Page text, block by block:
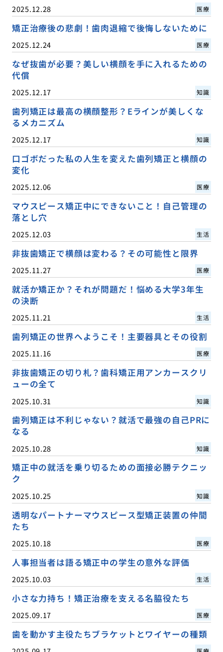
2025.12.28 医療
矯正治療後の悲劇！歯肉退縮で後悔しないために
2025.12.24 医療
なぜ抜歯が必要？美しい横顔を手に入れるための
代償
2025.12.17 知識
歯列矯正は最高の横顔整形？Eラインが美しくな
るメカニズム
2025.12.17 知識
口ゴボだった私の人生を変えた歯列矯正と横顔の
変化
2025.12.06 医療
マウスピース矯正中にできないこと！自己管理の
落とし穴
2025.12.03 生活
非抜歯矯正で横顔は変わる？その可能性と限界
2025.11.27 医療
就活か矯正か？それが問題だ！悩める大学3年生
の決断
2025.11.21 生活
歯列矯正の世界へようこそ！主要器具とその役割
2025.11.16 医療
非抜歯矯正の切り札？歯科矯正用アンカースクリ
ューの全て
2025.10.31 知識
歯列矯正は不利じゃない？就活で最強の自己PRに
なる
2025.10.28 知識
矯正中の就活を乗り切るための面接必勝テクニッ
ク
2025.10.25 知識
透明なパートナーマウスピース型矯正装置の仲間
たち
2025.10.18 医療
人事担当者は語る矯正中の学生の意外な評価
2025.10.03 生活
小さな力持ち！矯正治療を支える名脇役たち
2025.09.17 医療
歯を動かす主役たちブラケットとワイヤーの種類